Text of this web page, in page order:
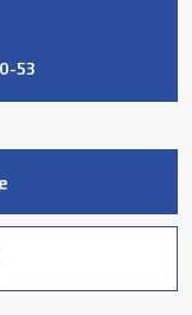
53